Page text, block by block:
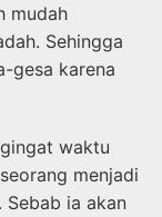
mudah
Sehingga
gesa karena
waktu
menjadi
ia akan